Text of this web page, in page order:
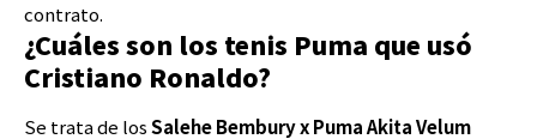
contrato.
¿Cuáles son los tenis Puma que usó
Cristiano Ronaldo?
Se trata de losSalehe Bembury x Puma Akita Velum